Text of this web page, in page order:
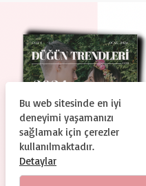
HAKKIMIZDA
GIZLILIK VE
© Copyright
Duguntrendleri.com Bir
Bu web sitesinde en iyi
deneyimi yaşamanızı
sağlamak için çerezler
kullanılmaktadır.
Detaylar